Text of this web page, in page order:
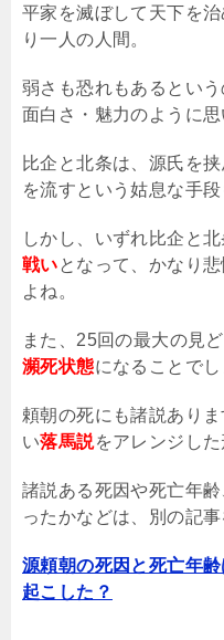
平家を滅ぼして天下を
り一人の人間。
弱さも恐れもあるとい
面白さ・魅力のように思
比企と北条は、源氏を
を流すという姑息な手
しかし、いずれ比企と
戦いとなって、かなり
よね。
また、25回の最大の見
瀕死状態になることでし
頼朝の死にも諸説あり
い落馬説をアレンジした
諸説ある死因や死亡年
ったかなどは、別の記事
源頼朝の死因と死亡年
起こした？